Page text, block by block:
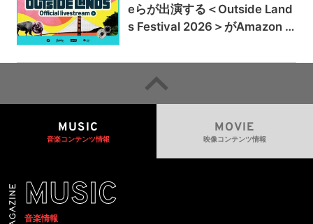
eらが出演する＜Outside Land
s Festival 2026＞がAmazon M
ブ配信
MUSIC
音楽コンテンツ情報
MOVIE
映像コンテンツ情報
MUSIC
音楽情報